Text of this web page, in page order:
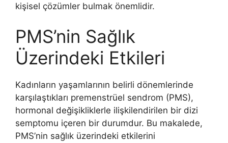
kişisel çözümler bulmak önemlidir.
PMS’nin Sağlık
Üzerindeki Etkileri
Kadınların yaşamlarının belirli dönemlerinde
karşılaştıkları premenstrüel sendrom (PMS),
hormonal değişikliklerle ilişkilendirilen bir dizi
semptomu içeren bir durumdur. Bu makalede,
PMS’nin sağlık üzerindeki etkilerini